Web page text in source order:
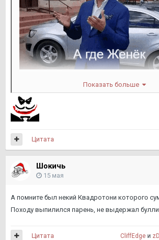
Показать больше
Цитата
Шокичь
15 мая
А помните был некий Квадротони которого
Походу выпилился парень, не выдержал
CliffEdge и
Цитата